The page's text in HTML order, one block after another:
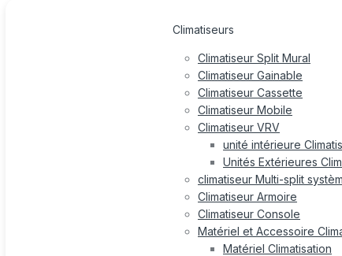
Climatiseurs
Climatiseur Split Mural
Climatiseur Gainable
Climatiseur Cassette
Climatiseur Mobile
Climatiseur VRV
unité intérieure
Unités Extérieures
climatiseur Multi-split
Climatiseur Armoire
Climatiseur Console
Matériel et Accessoire
Matériel Climatisation